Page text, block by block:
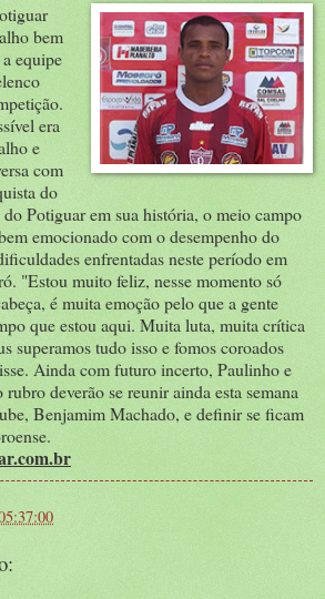
bem
equipe
era
e
com
do
Potiguar em sua história, o meio campo
emocionado com o desempenho do
enfrentadas neste período em
"Estou muito feliz, nesse momento só
é muita emoção pelo que a gente
que estou aqui. Muita luta, muita crítica
superamos tudo isso e fomos coroados
Ainda com futuro incerto, Paulinho e
deverão se reunir ainda esta semana
Benjamim Machado, e definir se ficam